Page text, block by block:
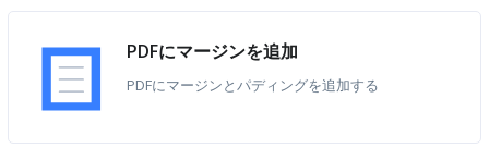
PDFにマージンを追加
PDFにマージンとパディングを追加する